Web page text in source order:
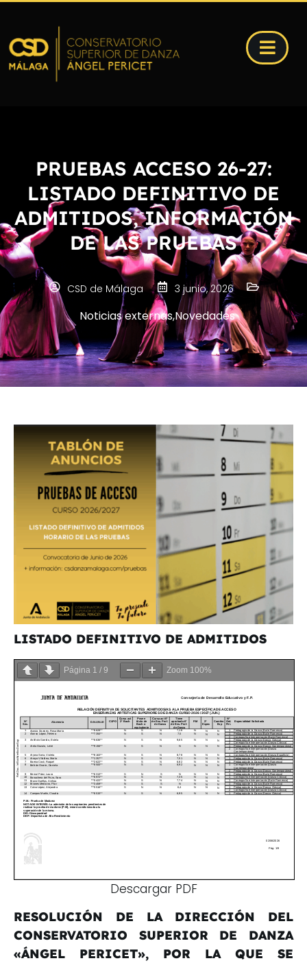
PRUEBAS ACCESO 26-27:
LISTADO DEFINITIVO DE
ADMITIDOS, INFORMACIÓN
DE LAS PRUEBAS
CSD de Málaga 3 junio, 2026
Noticias externas,Novedades
LISTADO DEFINITIVO DE ADMITIDOS
Página 1 / 9 Zoom 100%
Descargar PDF
RESOLUCIÓN DE LA DIRECCIÓN DEL
CONSERVATORIO SUPERIOR DE DANZA
«ÁNGEL PERICET», POR LA QUE SE